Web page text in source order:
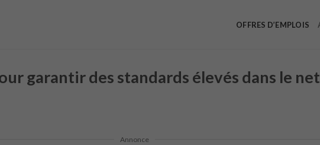
OFFRES D’EMPLOIS
garantir des standards élevés dans le
Annonce